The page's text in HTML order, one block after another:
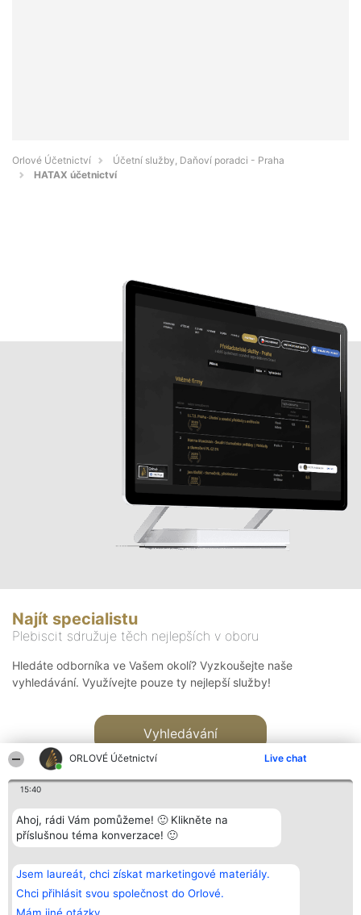
ORLOVÉ Účetnictví Live chat
15:40
Ahoj, rádi Vám pomůžeme! 🙂 Klikněte na
příslušnou téma konverzace! 🙂
Jsem laureát, chci získat marketingové materiály.
Chci přihlásit svou společnost do Orlové.
Orlové Účetnictví
Účetní služby, Daňoví poradci - Praha
HATAX účetnictví
Najít specialistu
Plebiscit sdružuje těch nejlepších v oboru
Hledáte odborníka ve Vašem okolí? Vyzkoušejte naše
vyhledávání. Využívejte pouze ty nejlepší služby!
Vyhledávání
Bright Side Solutions sp. z o.
o. sp. k.
ul. Ruska 22
Wrocław 50-079
KRS 0000749100 | Regon
Vítězové
Seznam všech
laureátů
Zásady
Kontakt